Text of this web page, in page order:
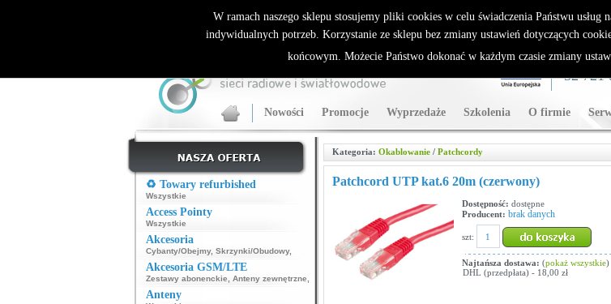
ALLNET.PL Sieci bezprzewodowe - generalny dystrybutor Sparklan
Nowości Promocje Wyprzedaże Szkolenia O firmie
32 721
♻️ Towary refurbished
Wszystkie
Access Pointy
Wszystkie
Akcesoria
Cybanty/Obejmy, Skrzynki/Obudowy,
Akcesoria GSM/LTE
Zestawy abonenckie Anteny zewnętrzne
Anteny
Kategoria: Okablowanie / Patchcordy
Patchcord UTP kat.6 20m (czerwony)
Dostępność: dostępne
Producent: brak danych
szt:
Najtańsza dostawa: (pokaż wszystkie)
DHL (przedpłata) - 18,00 zł
W ramach naszego sklepu stosujemy pliki cookies w celu świadczenia Państwu
indywidualnych potrzeb. Korzystanie ze sklepu bez zmiany ustawień dotyczących
końcowym. Możecie Państwo dokonać w każdym czasie zmiany